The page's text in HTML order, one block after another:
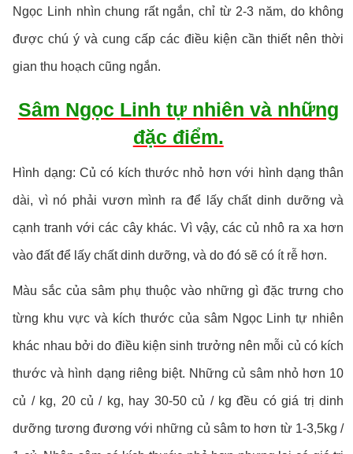
Ngọc Linh nhìn chung rất ngắn, chỉ từ 2-3 năm, do không
được chú ý và cung cấp các điều kiện cần thiết nên thời
gian thu hoạch cũng ngắn.
Sâm Ngọc Linh tự nhiên và những
đặc điểm.
Hình dạng: Củ có kích thước nhỏ hơn với hình dạng thân
dài, vì nó phải vươn mình ra để lấy chất dinh dưỡng và
cạnh tranh với các cây khác. Vì vậy, các củ nhô ra xa hơn
vào đất để lấy chất dinh dưỡng, và do đó sẽ có ít rễ hơn.
Màu sắc của sâm phụ thuộc vào những gì đặc trưng cho
từng khu vực và kích thước của sâm Ngọc Linh tự nhiên
khác nhau bởi do điều kiện sinh trưởng nên mỗi củ có kích
thước và hình dạng riêng biệt. Những củ sâm nhỏ hơn 10
củ / kg, 20 củ / kg, hay 30-50 củ / kg đều có giá trị dinh
dưỡng tương đương với những củ sâm to hơn từ 1-3,5kg /